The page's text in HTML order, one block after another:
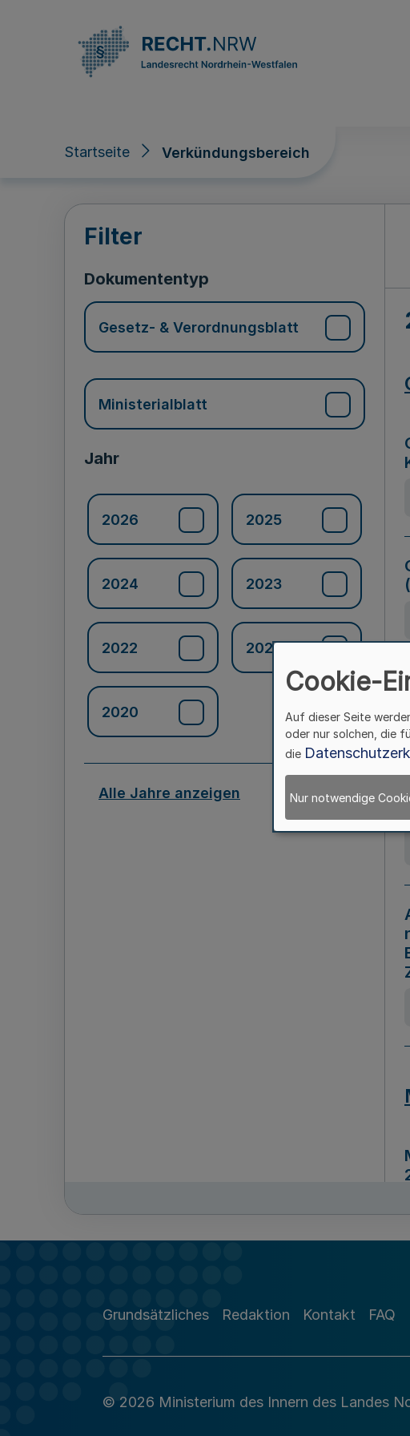
Startseite Verkündungsbereich
Verkündungsbereich
Filter
Dokumententyp
Gesetz- & Verordnungsblatt
Ministerialblatt
Jahr
2026 2025
2024 2023
2022 2021
2020
Alle Jahre anzeigen
Grundsätzliches Redaktion Kontakt FAQ
© 2026 Ministerium des Innern des Landes
Cookie-
Auf dieser Seite
oder nur solchen, die
die
Nur notwendige